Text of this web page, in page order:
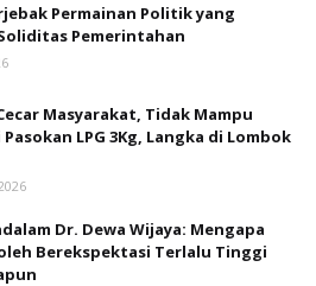
Permainan Politik yang
Pemerintahan
Masyarakat, Tidak Mampu
LPG 3Kg, Langka di Lombok
Dr. Dewa Wijaya: Mengapa
Berekspektasi Terlalu Tinggi